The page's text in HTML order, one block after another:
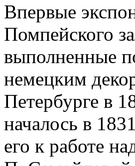
Впервые
Помпейского
выполненные
немецким
Петербурге в
началось в
его к работе